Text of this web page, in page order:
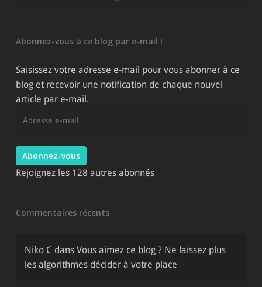
du
Abonnez-vous à ce blog par e-mail !
Saisissez votre adresse e-mail pour vous abonner à ce
blog et recevoir une notification de chaque nouvel
article par e-mail.
Abonnez-vous
Rejoignez les 128 autres abonnés
Commentaires récents
Niko C dans Vous aimez ce blog ? Ne laissez plus
les algorithmes décider à votre place